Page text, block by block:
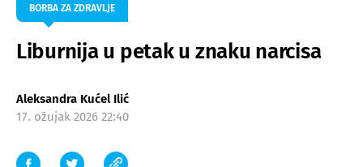
BORBA ZA ZDRAVLJE
Liburnija u petak u znaku narcisa
Aleksandra Kućel Ilić
17. ožujak 2026 22:40